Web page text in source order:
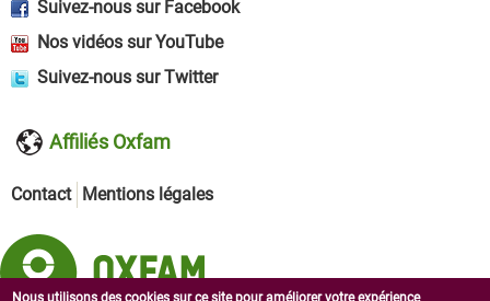
Suivez-nous sur Facebook
Nos vidéos sur YouTube
Suivez-nous sur Twitter
Affiliés Oxfam
Contact Mentions légales
Nous utilisons des cookies sur ce site pour améliorer votre expérience